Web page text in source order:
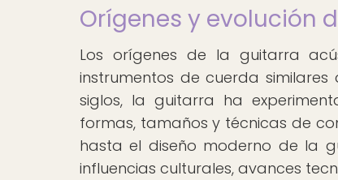
Orígenes y evolución
Los orígenes de la guitarra
instrumentos de cuerda
siglos, la guitarra ha
formas, tamaños y técnicas de
hasta el diseño moderno de la
influencias culturales, avances